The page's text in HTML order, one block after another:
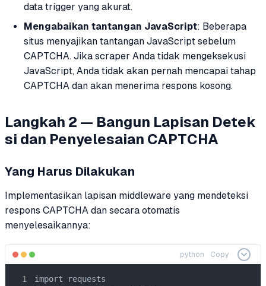
data trigger yang akurat.
Mengabaikan tantangan JavaScript: Beberapa
situs menyajikan tantangan JavaScript sebelum
CAPTCHA. Jika scraper Anda tidak mengeksekusi
JavaScript, Anda tidak akan pernah mencapai tahap
CAPTCHA dan akan menerima respons kosong.
Langkah 2 — Bangun Lapisan Detek
si dan Penyelesaian CAPTCHA
Yang Harus Dilakukan
Implementasikan lapisan middleware yang mendeteksi
respons CAPTCHA dan secara otomatis
menyelesaikannya:
python Copy
import requests